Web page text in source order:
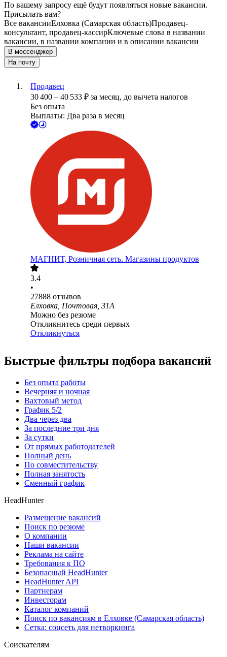
По вашему запросу ещё будут появляться новые вакансии.
Присылать вам?
Все вакансииЕлховка (Самарская область)Продавец-
консультант, продавец-кассирКлючевые слова в названии
вакансии, в названии компании и в описании вакансии
В мессенджер
На почту
Продавец
30 400 – 40 533 ₽ за месяц, до вычета налогов
Без опыта
Выплаты: Два раза в месяц
МАГНИТ, Розничная сеть. Магазины продуктов
3.4
•
27888 отзывов
Елховка, Почтовая, 31А
Можно без резюме
Откликнитесь среди первых
Откликнуться
Быстрые фильтры подбора вакансий
Без опыта работы
Вечерняя и ночная
Вахтовый метод
График 5/2
Два через два
За последние три дня
За сутки
От прямых работодателей
Полный день
По совместительству
Полная занятость
Сменный график
HeadHunter
Размещение вакансий
Поиск по резюме
О компании
Наши вакансии
Реклама на сайте
Требования к ПО
Безопасный HeadHunter
HeadHunter API
Партнерам
Инвесторам
Каталог компаний
Поиск по вакансиям в Елховке (Самарская область)
Сетка: соцсеть для нетворкинга
Соискателям